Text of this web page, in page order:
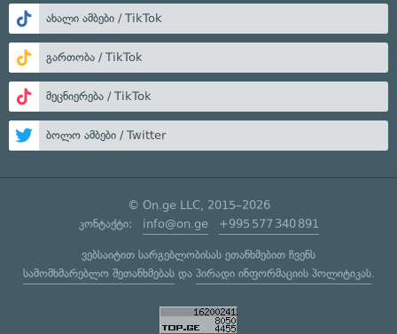
ახალი ამბები / TikTok
გართობა / TikTok
მეცნიერება / TikTok
ბოლო ამბები / Twitter
© On.ge LLC, 2015–2026
კონტაქტი: info@on.ge +995 577 340 891
ვებსაიტით სარგებლობისას ეთანხმებით ჩვენს
სამომხმარებლო შეთანხმებასდა პირადი ინფორმაციის პოლიტიკას.